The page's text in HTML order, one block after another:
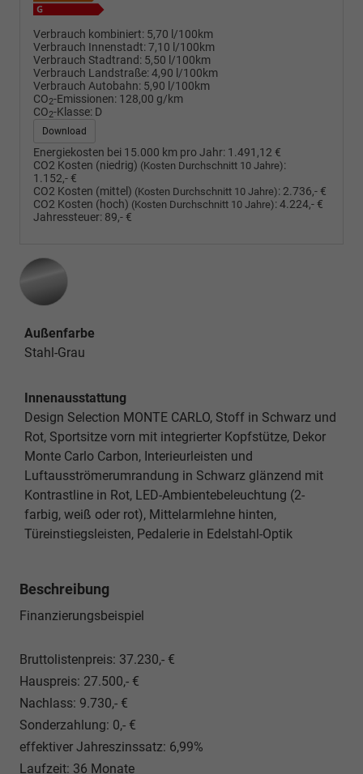
Verbrauch kombiniert: 5,70 l/100km
Verbrauch Innenstadt:7,10 l/100km
Verbrauch Stadtrand: 5,50 l/100km
Verbrauch Landstraße:4,90 l/100km
Verbrauch Autobahn: 5,90 l/100km
CO2-Emissionen: 128,00 g/km
CO2-Klasse: D
Download
Energiekosten bei 15.000 km pro Jahr: 1.491,12 €
CO2 Kosten (niedrig) (Kosten Durchschnitt 10 Jahre):
1.152,- €
CO2 Kosten (mittel) (Kosten Durchschnitt 10 Jahre): 2.736,- €
CO2 Kosten (hoch) (Kosten Durchschnitt 10 Jahre):4.224,- €
Jahressteuer: 89,- €
Außenfarbe
Stahl-Grau
Innenausstattung
Design Selection MONTE CARLO, Stoff in Schwarz und
Rot, Sportsitze vorn mit integrierter Kopfstütze, Dekor
Monte Carlo Carbon, Interieurleisten und
Luftausströmerumrandung in Schwarz glänzend mit
Kontrastline in Rot, LED-Ambientebeleuchtung (2-
farbig, weiß oder rot), Mittelarmlehne hinten,
Türeinstiegsleisten, Pedalerie in Edelstahl-Optik
Beschreibung
Finanzierungsbeispiel
Bruttolistenpreis: 37.230,- €
Hauspreis: 27.500,- €
Nachlass: 9.730,- €
Sonderzahlung: 0,- €
effektiver Jahreszinssatz: 6,99%
Laufzeit: 36 Monate